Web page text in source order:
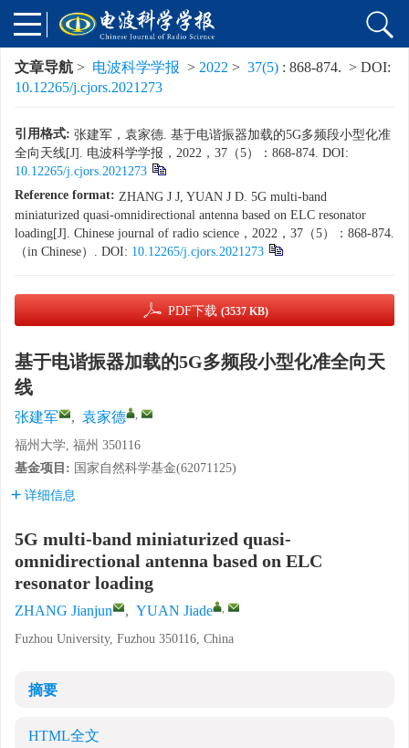
文章导航 > 电波科学学报 > 2022 > 37(5) : 868-874. > DOI:
10.12265/j.cjors.2021273
引用格式: 张建军，袁家德. 基于电谐振器加载的5G多频段小型化准
全向天线[J]. 电波科学学报，2022，37（5）：868-874. DOI:
10.12265/j.cjors.2021273
Reference format: ZHANG J J, YUAN J D. 5G multi-band
miniaturized quasi-omnidirectional antenna based on ELC resonator
loading[J]. Chinese journal of radio science，2022，37（5）：868-874.
（in Chinese）. DOI: 10.12265/j.cjors.2021273
PDF下载 (3537 KB)
基于电谐振器加载的5G多频段小型化准全向天
线
张建军 , 袁家德 ,
福州大学, 福州 350116
基金项目: 国家自然科学基金(62071125)
详细信息
5G multi-band miniaturized quasi-
omnidirectional antenna based on ELC
resonator loading
ZHANG Jianjun , YUAN Jiade ,
Fuzhou University, Fuzhou 350116, China
摘要
HTML全文